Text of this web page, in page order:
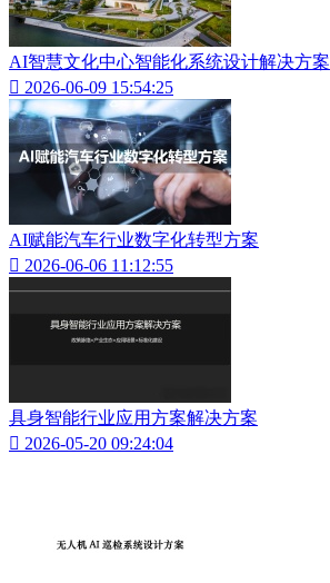
AI智慧文化中心智能化系统设计解决方案
 2026-06-09 15:54:25
AI赋能汽车行业数字化转型方案
 2026-06-06 11:12:55
具身智能行业应用方案解决方案
 2026-05-20 09:24:04